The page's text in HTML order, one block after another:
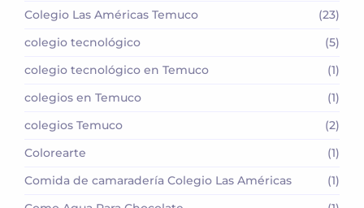
Colegio Las Américas Temuco
(23)
colegio tecnológico
(5)
colegio tecnológico en Temuco
(1)
colegios en Temuco
(1)
colegios Temuco
(2)
Colorearte
(1)
Comida de camaradería Colegio Las Américas
(1)